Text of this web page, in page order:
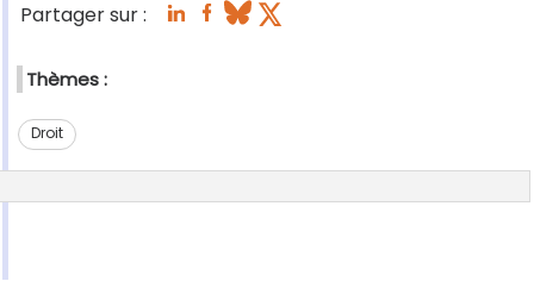
Partager sur :
Thèmes :
Droit